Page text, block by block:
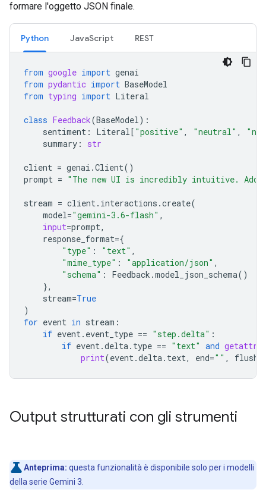
formare l'oggetto JSON finale.
Python JavaScript REST
from google import genai
from pydantic import BaseModel
from typing import Literal
class Feedback(BaseModel):
sentiment : Literal[ "positive" , "neutral" ,
summary : str
client = genai .Client()
prompt = "The new UI is incredibly intuitive. Add
stream = client. interactions .create(
model="gemini-3.6-flash" ,
input=prompt,
response_format={
"type" : "text" ,
"mime_type" : "application/json" ,
"schema" : Feedback .model_json_schema()
},
stream=True
)
for event in stream :
if event. event_type == "step.delta" :
if event.delta. type == "text" and getattr
print(event.delta. text, end="" , flush
Output strutturati con gli strumenti
Anteprima: questa funzionalità è disponibile solo per i modelli
della serie Gemini 3.